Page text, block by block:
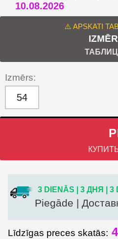
10.08.2026
⚠️ APSKATI
Izmērs:
54
3 DIENĀS | 3 ДНЯ | 3
Piegāde |
Līdzīgas preces skatās: 4